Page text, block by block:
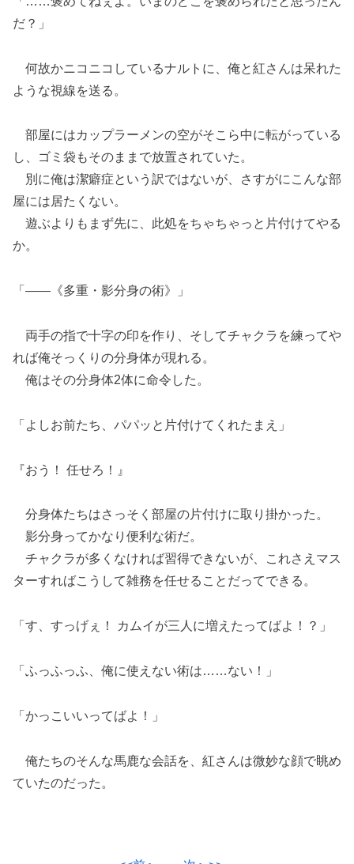
だ？」
何故かニコニコしているナルトに、俺と紅さんは呆れた
ような視線を送る。
部屋にはカップラーメンの空がそこら中に転がっている
し、ゴミ袋もそのままで放置されていた。
別に俺は潔癖症という訳ではないが、さすがにこんな部
屋には居たくない。
遊ぶよりもまず先に、此処をちゃちゃっと片付けてやる
か。
「――《多重・影分身の術》」
両手の指で十字の印を作り、そしてチャクラを練ってや
れば俺そっくりの分身体が現れる。
俺はその分身体2体に命令した。
「よしお前たち、パパッと片付けてくれたまえ」
『おう！ 任せろ！』
分身体たちはさっそく部屋の片付けに取り掛かった。
影分身ってかなり便利な術だ。
チャクラが多くなければ習得できないが、これさえマス
ターすればこうして雑務を任せることだってできる。
「す、すっげぇ！ カムイが三人に増えたってばよ！？」
「ふっふっふ、俺に使えない術は……ない！」
「かっこいいってばよ！」
俺たちのそんな馬鹿な会話を、紅さんは微妙な顔で眺め
ていたのだった。